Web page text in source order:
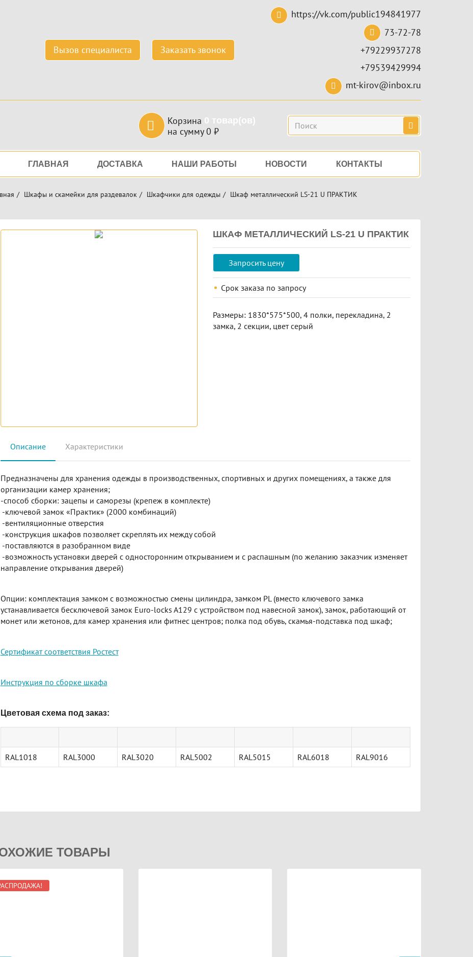
Вызов специалиста Заказать звонок
https://vk.com/public194841977
73-72-78
+79229937278
+79539429994
mt-kirov@inbox.ru
Корзина 0 товар(ов)
на сумму0 ₽
Поиск
ГЛАВНАЯ ДОСТАВКА НАШИ РАБОТЫ НОВОСТИ КОНТАКТЫ
Шкафы и скамейки для раздевалок Шкафчики для одежды Шкаф металлический LS-21 U ПРАКТИК
ШКАФ МЕТАЛЛИЧЕСКИЙ LS-21 U ПРАКТИК
Запросить цену
Срок заказа по запросу
Размеры: 1830*575*500, 4 полки, перекладина, 2
замка, 2 секции, цвет серый
Описание Характеристики
Предназначены для хранения одежды в производственных, спортивных и других помещениях, а также для
организации камер хранения;
-способ сборки: зацепы и саморезы (крепеж в комплекте)
-ключевой замок «Практик» (2000 комбинаций)
-вентиляционные отверстия
-конструкция шкафов позволяет скреплять их между собой
-поставляются в разобранном виде
-возможность установки дверей с односторонним открыванием и с распашным (по желанию заказчик изменяет
направление открывания дверей)
Опции: комплектация замком с возможностью смены цилиндра, замком PL (вместо ключевого замка
устанавливается бесключевой замок Euro-locks A129 с устройством под навесной замок), замок, работающий от
монет или жетонов, для камер хранения или фитнес центров; полка под обувь, скамья-подставка под шкаф;
Сертификат соответствия Ростест
Инструкция по сборке шкафа
Цветовая схема под заказ:
RAL1018 RAL3000 RAL3020 RAL5002 RAL5015 RAL6018 RAL9016
ТОВАРЫ